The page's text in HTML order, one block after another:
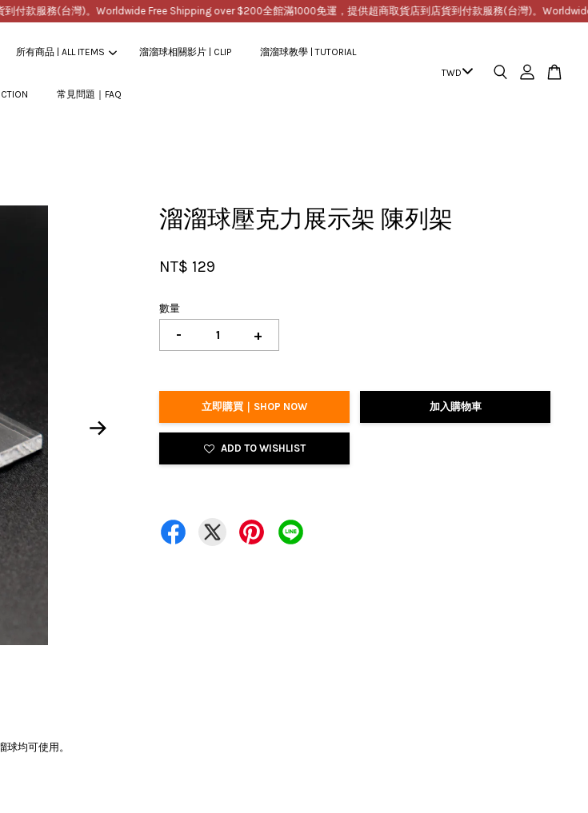
款服務(台灣)。Worldwide Free Shipping over $200全館滿1000免運，提供超商取貨店到店貨到付款服務(台灣)。Worldwide
所有商品 | ALL ITEMS 溜溜球相關影片 | CLIP 溜溜球教學 | TUTORIAL
常見問題｜FAQ
溜溜球壓克力展示架 陳列架
NT$ 129
數量
- +
立即購買｜SHOP NOW 加入購物車
ADD TO WISHLIST
均可使用。